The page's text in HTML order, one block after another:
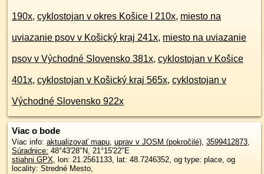
190x, cyklostojan v okres Košice I 210x, miesto na
uviazanie psov v Košický kraj 241x, miesto na uviazanie
psov v Východné Slovensko 381x, cyklostojan v Košice
401x, cyklostojan v Košický kraj 565x, cyklostojan v
Východné Slovensko 922x
Viac o bode
Viac info: aktualizovať mapu, uprav v JOSM (pokročilé), 3599412873,
Súradnice: 48°43'28"N, 21°15'22"E
stiahni GPX, lon: 21.2561133, lat: 48.7246352, og type: place, og
locality: Stredné Mesto,